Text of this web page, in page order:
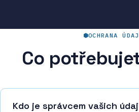
OCHRANA
Co
Kdo je správcem vašich